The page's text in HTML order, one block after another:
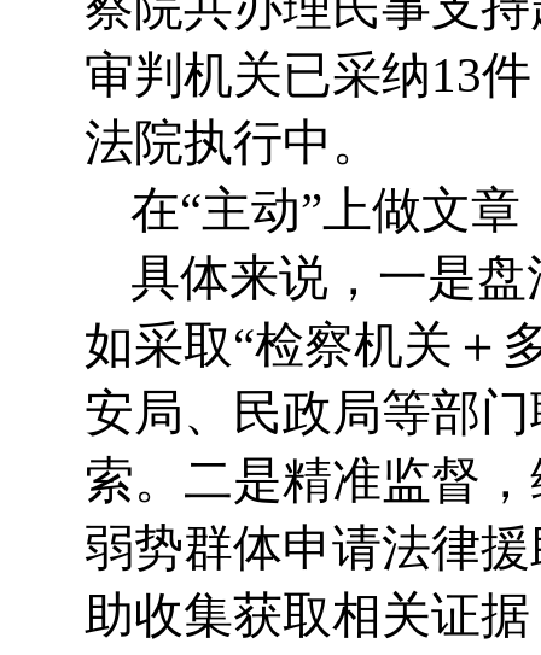
审判机关已采纳13
法院执行中。
在“主动”上做文
具体来说，一是
如采取“检察机关＋
安局、民政局等部
索。二是精准监督
弱势群体申请法律
助收集获取相关证